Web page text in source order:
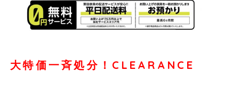
大特価一斉処分！CLEARANCE